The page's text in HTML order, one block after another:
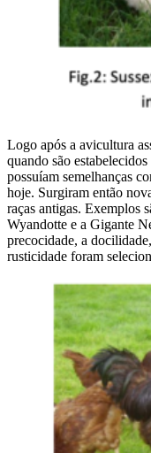
Logo após a avicultura
quando são
possuíam semelhanças
hoje. Surgiram então
raças antigas. Exemplos
Wyandotte e a Gigante
precocidade, a
rusticidade foram